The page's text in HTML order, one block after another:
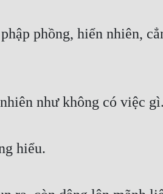
phồng, hiển nhiên,
như không có việc gì.
hiểu.